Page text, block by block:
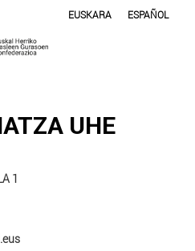
EUSKARA ESPAÑOL
UHE
1